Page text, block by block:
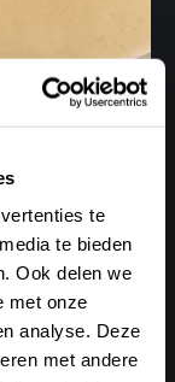
te
te bieden
Ook delen we
met onze
analyse. Deze
met andere
goud
van
op de
en de
uit het jaar
zal raken!